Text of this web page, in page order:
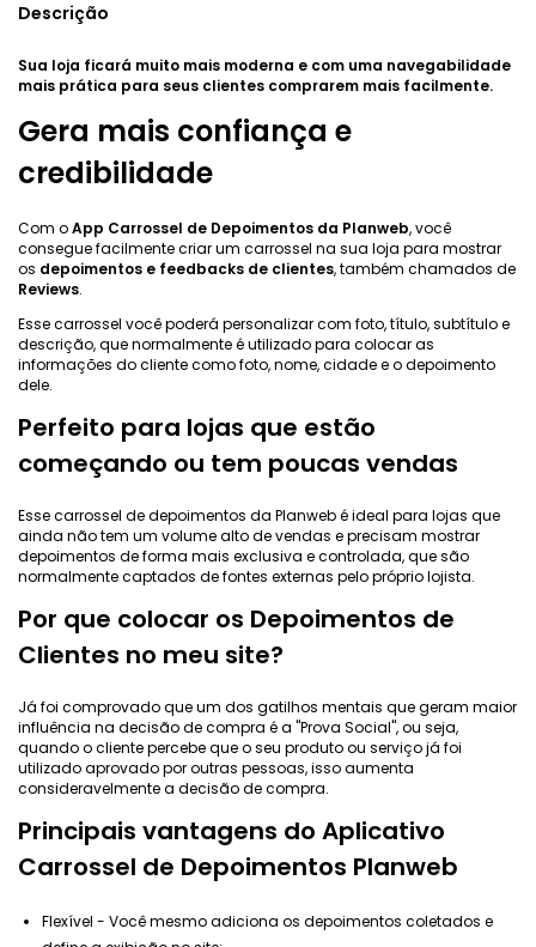
Descrição
Sua loja ficará muito mais moderna e com uma navegabilidade
mais prática para seus clientes comprarem mais facilmente.
Gera mais confiança e
credibilidade
Com oApp Carrossel de Depoimentos da Planweb, você
consegue facilmente criar um carrossel na sua loja para mostrar
os depoimentos e feedbacks de clientes, também chamados de
Reviews.
Esse carrossel você poderá personalizar com foto, título, subtítulo e
descrição, que normalmente é utilizado para colocar as
informações do cliente como foto, nome, cidade e o depoimento
dele.
Perfeito para lojas que estão
começando ou tem poucas vendas
Esse carrossel de depoimentos da Planweb é ideal para lojas que
ainda não tem um volume alto de vendas e precisam mostrar
depoimentos de forma mais exclusiva e controlada, que são
normalmente captados de fontes externas pelo próprio lojista.
Por que colocar os Depoimentos de
Clientes no meu site?
Já foi comprovado que um dos gatilhos mentais que geram maior
influência na decisão de compra é a "Prova Social", ou seja,
quando o cliente percebe que o seu produto ou serviço já foi
utilizado aprovado por outras pessoas, isso aumenta
consideravelmente a decisão de compra.
Principais vantagens do Aplicativo
Carrossel de Depoimentos Planweb
Flexível - Você mesmo adiciona os depoimentos coletados e